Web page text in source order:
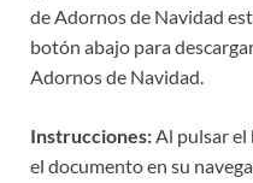
de Adornos de Navidad
botón abajo para
Adornos de Navidad.
Instrucciones:Al pulsar el
el documento en su